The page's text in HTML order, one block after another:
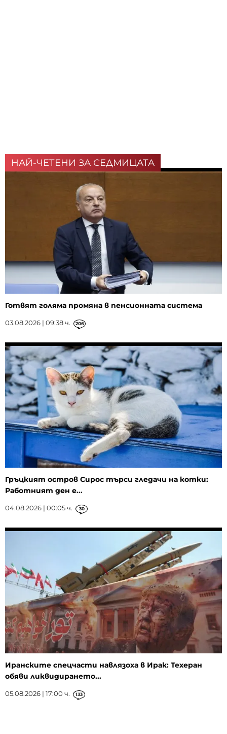
НАЙ-ЧЕТЕНИ ЗА СЕДМИЦАТА
Готвят голяма промяна в пенсионната система
03.08.2026 | 09:38 ч. 206
Гръцкият остров Сирос търси гледачи на котки:
Работният ден е...
04.08.2026 | 00:05 ч. 30
Иранските спецчасти навлязоха в Ирак: Техеран
обяви ликвидирането...
05.08.2026 | 17:00 ч. 133